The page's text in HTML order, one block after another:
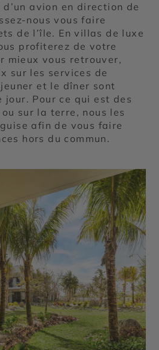
avion en direction de
nous vous faire
de l’île. En villas de luxe
profiterez de votre
mieux vous retrouver,
sur les services de
et le dîner sont
jour. Pour ce qui est des
sur la terre, nous les
afin de vous faire
hors du commun.